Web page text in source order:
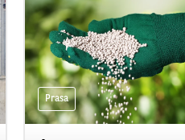
Prasa